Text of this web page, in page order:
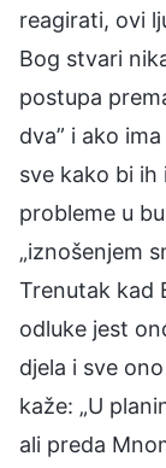
reagirati, ovi
Bog stvari
postupa
dva” i ako
sve kako bi ih
probleme u
„iznošenjem
Trenutak kad
odluke jest
djela i sve
kaže: „U
ali preda